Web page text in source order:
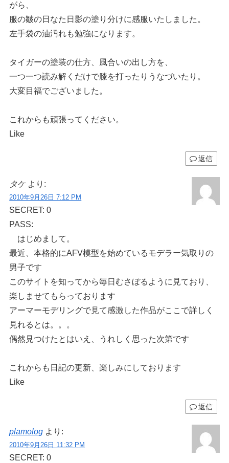
がら、
服の皺の日なた日影の塗り分けに感服いたしました。
左手袋の油汚れも勉強になります。
タイガーの塗装の仕方、風合いの出し方を、
一つ一つ読み解くだけで膝を打ったりうなづいたり。
大変目福でございました。
これからも頑張ってください。
Like
返信
タケ より:
2010年9月26日 7:12 PM
SECRET: 0
PASS:
はじめまして。
最近、本格的にAFV模型を始めているモデラー気取りの
男子です
このサイトを知ってから毎日むさぼるように見ており、
楽しませてもらっております
アーマーモデリングで見て感激した作品がここで詳しく
見れるとは。。。
偶然見つけたとはいえ、うれしく思った次第です
これからも日記の更新、楽しみにしております
Like
返信
plamolog より:
2010年9月26日 11:32 PM
SECRET: 0